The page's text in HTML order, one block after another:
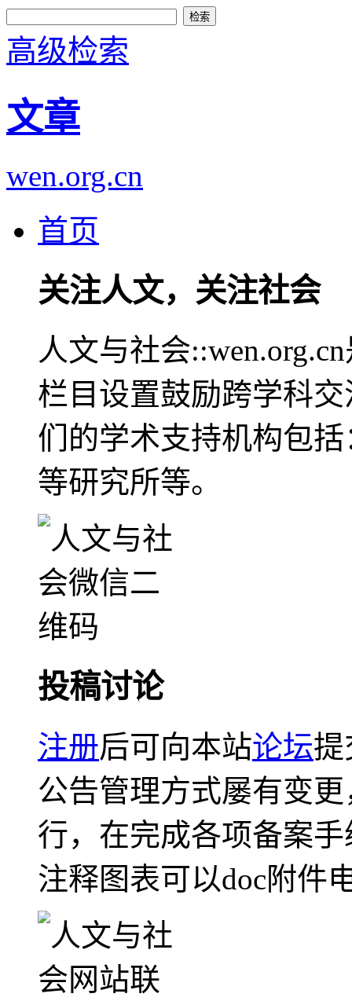
高级检索
文章
wen.org.cn
首页
关注人文，关注社会
人文与社会
栏目设置鼓励跨学科
们的学术支持机构包
等研究所等。
投稿讨论
注册后可向本站论坛提
公告管理方式屡有变
行，在完成各项备案
注释图表可以doc附件